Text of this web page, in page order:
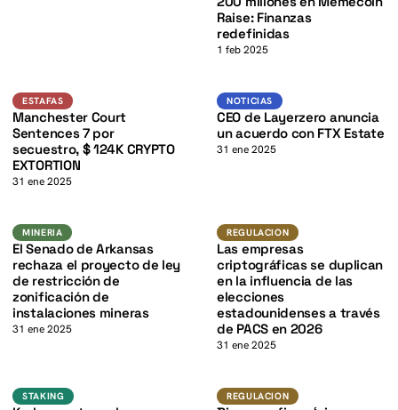
Raise: Finanzas
redefinidas
1 feb 2025
Estafas
K
ESTAFAS
Manchester Court
Sentences 7 por
secuestro, $ 124K CRYPTO
EXTORTION
31 ene 2025
Noticias
NOTICIAS
CEO de Layerzero anuncia
un acuerdo con FTX Estate
31 ene 2025
Mineria
K
MINERIA
El Senado de Arkansas
rechaza el proyecto de ley
de restricción de
zonificación de
instalaciones mineras
31 ene 2025
Regulacion
REGULACION
Las empresas
criptográficas se duplican
en la influencia de las
elecciones
estadounidenses a través
de PACS en 2026
31 ene 2025
Staking
STAKING Regulacion
REGULACION